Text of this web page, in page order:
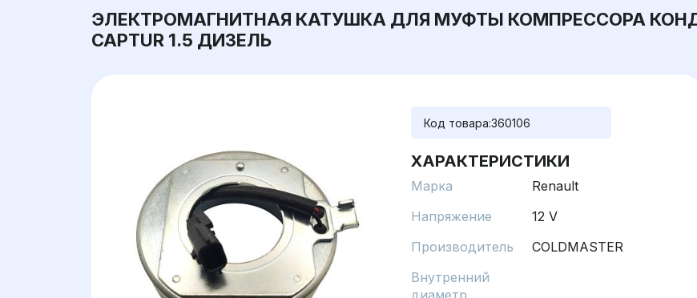
ЭЛЕКТРОМАГНИТНАЯ КАТУШКА ДЛЯ МУФТЫ КОМПРЕССОРА
CAPTUR 1.5 ДИЗЕЛЬ
Код товара:360106
ХАРАКТЕРИСТИКИ
Марка
Renault
Напряжение
12 V
Производитель
COLDMASTER
Внутренний
диаметр